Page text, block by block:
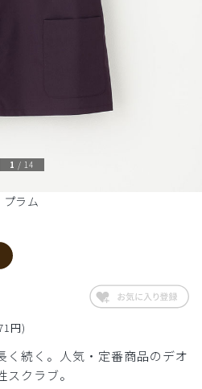
プラム
1 / 14
円)
く続く。人気・定番商品のデオ
クラブ。